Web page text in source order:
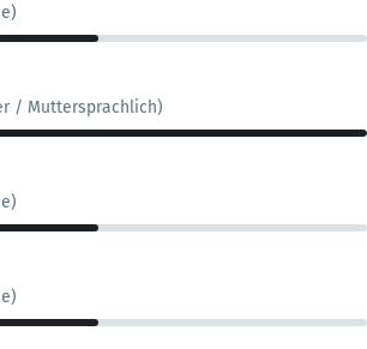
/ Muttersprachlich)